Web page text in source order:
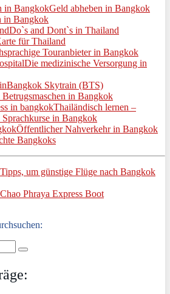
Geld abheben in Bangkok
in Bangkok
Do`s and Dont`s in Thailand
für Thailand
Touranbieter in Bangkok
Die medizinische Versorgung in
Bangkok Skytrain (BTS)
Betrugsmaschen in Bangkok
Thailändisch lernen –
Sprachkurse in Bangkok
Öffentlicher Nahverkehr in Bangkok
Bangkoks
um günstige Flüge nach Bangkok
Phraya Express Boot